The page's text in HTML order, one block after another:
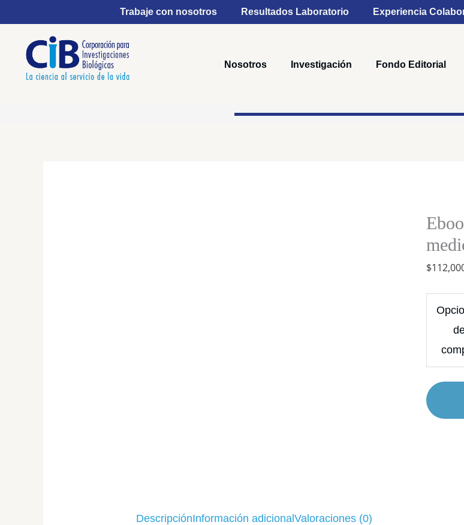
contenido
Trabaje con nosotros Resultados Laboratorio Experiencia
Nosotros Investigación Fondo Editorial
$
del
en
Ed.
(2018)
cantidad
DescripciónInformación adicionalValoraciones (0)